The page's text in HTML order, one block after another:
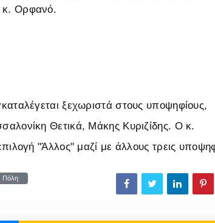
κ. Ορφανό.
ξεχωριστά στους υποψηφίους,
Θετικά, Μάκης Κυριζίδης. Ο κ.
"Άλλος" μαζί με άλλους τρεις
Πόλη